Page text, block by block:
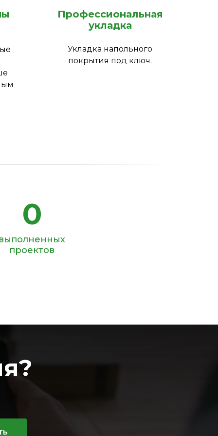
Профессиональная
укладка
Укладка напольного
покрытия под ключ.
0
проектов